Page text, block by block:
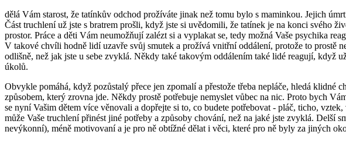
dělá Vám starost, že tatínkův odchod prožíváte jinak než tomu bylo s maminkou. Jejich
Část truchlení už jste s bratrem prošli, když jste si uvědomili, že tatínek je na konci svého
prostor. Práce a děti Vám neumožňují zalézt si a vyplakat se, tedy možná Vaše psychika
V takové chvíli hodně lidí uzavře svůj smutek a prožívá vnitřní oddálení, protože to prostě
odlišně, než jak jste u sebe zvyklá. Někdy také takovým oddálením také lidé reagují, když
úkolů.
Obvykle pomáhá, když pozůstalý přece jen zpomalí a přestože třeba nepláče, hledá
způsobem, který zrovna jde. Někdy prostě potřebuje nemyslet vůbec na nic. Proto bych
se nyní Vašim dětem více věnovali a dopřejte si to, co budete potřebovat - pláč, ticho,
může Vaše truchlení přinést jiné potřeby a způsoby chování, než na jaké jste zvyklá. Delší
nevýkonní), méně motivovaní a je pro ně obtížné dělat i věci, které pro ně byly za jiných